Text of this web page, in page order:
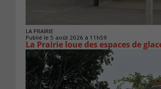
LA PRAIRIE
Publié le 5 août 2026 à 11h59
La Prairie loue des espaces de